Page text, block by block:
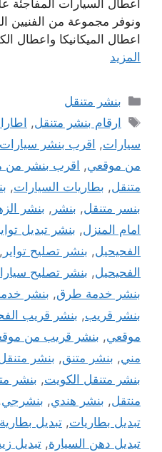
اعطال السيارات المفاجئة
ونوفر مجموعة من الفنيين
اعطال الميكانيكا واعطال
المزيد
التصنيفات
بنشر متنقل
الوسوم
ارقام بنشر متنقل,
سيارات, اقرب بنشر
من موقعي, اقرب بنشر من
متنقل, بطاريات السيارات,
بنسر متنقل, بنشر , بنشر
امام المنزل, بنشر تبديل
الفحيحيل, بنشر تصليح تواير ,
الفحيحيل, بنشر تصليح
بنشر خدمة طرق, بنشر
بنشر قريب, بنشر قريب
موقعي, بنشر قريب من
مني, بنشر متنق, بنشر
بنشر متنقل الكويت, بنشر
منتقل, بنشر هندي, بنشرجي
تبديل بطاريات, تبديل بطارية
تبديل دهن السيارة, تبديل